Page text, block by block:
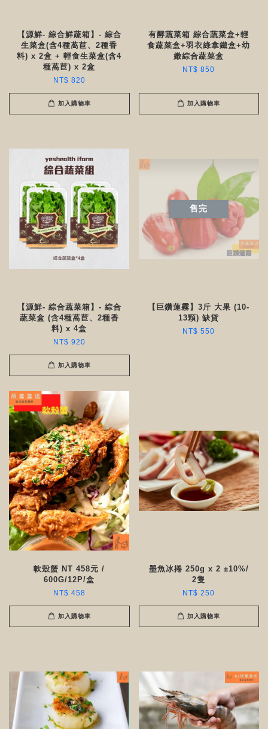
【源鮮- 綜合鮮蔬箱】- 綜合
生菜盒(含4種萵苣、2種香
料) x 2盒 + 輕食生菜盒(含4
種萵苣) x 2盒
NT$ 820
加入購物車
有酵蔬菜箱 綜合蔬菜盒+輕
食蔬菜盒+羽衣綠拿鐵盒+幼
嫩綜合蔬菜盒
NT$ 850
加入購物車
【源鮮- 綜合蔬菜箱】- 綜合
蔬菜盒 (含4種萵苣、2種香
料) x 4盒
NT$ 920
加入購物車
售完
【巨鑽蓮霧】3斤 大果 (10-
13顆) 缺貨
NT$ 550
軟殼蟹 NT 458元 /
600G/12P/盒
NT$ 458
加入購物車
墨魚冰捲 250g x 2 ±10%/
2隻
NT$ 250
加入購物車